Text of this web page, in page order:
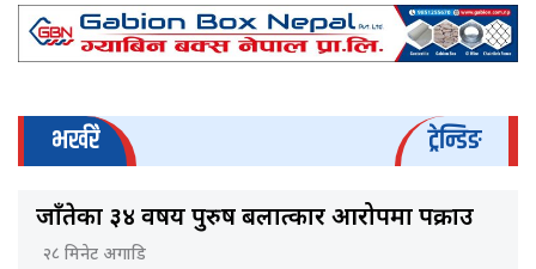
भर्खरै ट्रेन्डिङ
जाँतेका ३४ वर्षीय पुरुष बलात्कार आरोपमा पक्राउ
२८ मिनेट अगाडि